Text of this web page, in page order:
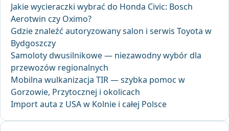
Jakie wycieraczki wybrać do Honda Civic: Bosch
Aerotwin czy Oximo?
Gdzie znaleźć autoryzowany salon i serwis Toyota w
Bydgoszczy
Samoloty dwusilnikowe — niezawodny wybór dla
przewozów regionalnych
Mobilna wulkanizacja TIR — szybka pomoc w
Gorzowie, Przytocznej i okolicach
Import auta z USA w Kolnie i całej Polsce